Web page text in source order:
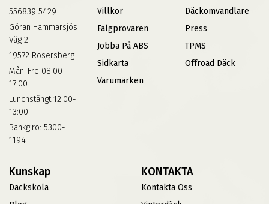
556839 5429
Göran Hammarsjös
Väg 2
19572 Rosersberg
Mån-Fre 08:00-
17:00
Lunchstängt 12:00-
13:00
Bankgiro: 5300-
1194
Villkor
Fälgprovaren
Jobba På ABS
Sidkarta
Varumärken
Däckomvandlare
Press
TPMS
Offroad Däck
Kunskap
Däckskola
KONTAKTA
Kontakta Oss